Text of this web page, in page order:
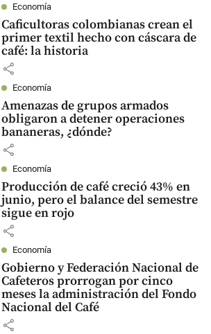
Economía
Caficultoras colombianas crean el
primer textil hecho con cáscara de
café: la historia
share
Economía
Amenazas de grupos armados
obligaron a detener operaciones
bananeras, ¿dónde?
share
Economía
Producción de café creció 43% en
junio, pero el balance del semestre
sigue en rojo
share
Economía
Gobierno y Federación Nacional de
Cafeteros prorrogan por cinco
meses la administración del Fondo
Nacional del Café
share